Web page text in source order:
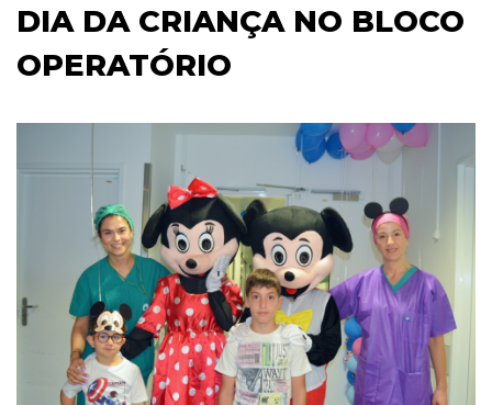
DIA DA CRIANÇA NO BLOCO
OPERATÓRIO